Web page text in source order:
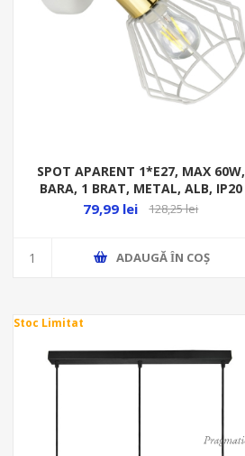
SPOT APARENT 1*E27, MAX 60W,
BARA, 1 BRAT, METAL, ALB, IP20
AD-LD
79,99 lei 128,25 lei
ADAUGĂ ȊN COŞ
Stoc Limitat